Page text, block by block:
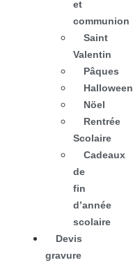
et
communion
Saint
Valentin
Pâques
Halloween
Nöel
Rentrée
Scolaire
Cadeaux
de
fin
d’année
scolaire
Devis
gravure